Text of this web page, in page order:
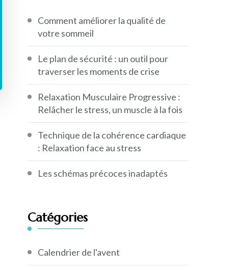
Comment améliorer la qualité de
votre sommeil
Le plan de sécurité : un outil pour
traverser les moments de crise
Relaxation Musculaire Progressive :
Relâcher le stress, un muscle à la fois
Technique de la cohérence cardiaque
: Relaxation face au stress
Les schémas précoces inadaptés
Catégories
Calendrier de l'avent